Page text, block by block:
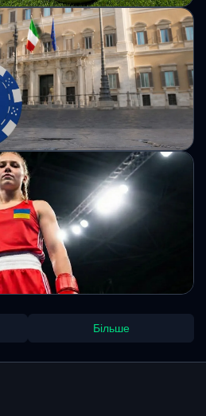
продовжила контракт з
м’ячів до 2032
на довгострокове
посилюючи роль Kipsta як
м’ячів.
тотальну заборону
заради підтримки
пом’якшення правил
поєднуючи економічні реформи з
Цей успіх відкрив їй шлях до
Більше